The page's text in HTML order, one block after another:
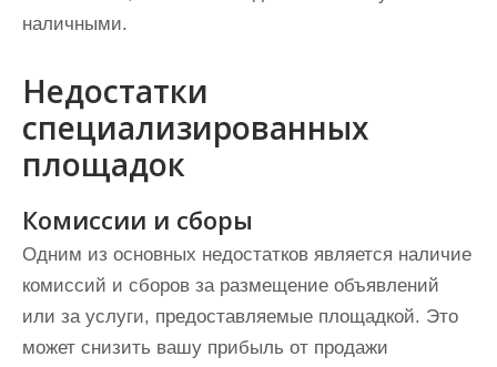
наличными.
Недостатки
специализированных
площадок
Комиссии и сборы
Одним из основных недостатков является наличие
комиссий и сборов за размещение объявлений
или за услуги, предоставляемые площадкой. Это
может снизить вашу прибыль от продажи